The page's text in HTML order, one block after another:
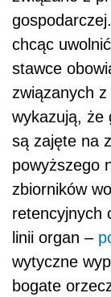
chcąc
stawce
związanych z
wykazują, że
są zajęte na
powyższego
zbiorników
retencyjnych
linii organ –
wytyczne
bogate